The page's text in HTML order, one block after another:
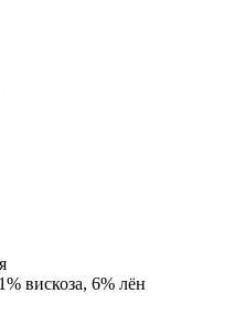
вискоза, 6% лён